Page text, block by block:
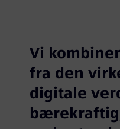
Vi
fra den
digitale